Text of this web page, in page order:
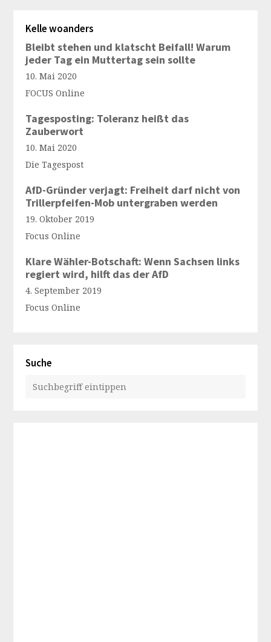
Kelle woanders
Bleibt stehen und klatscht Beifall! Warum
jeder Tag ein Muttertag sein sollte
10. Mai 2020
FOCUS Online
Tagesposting: Toleranz heißt das
Zauberwort
10. Mai 2020
Die Tagespost
AfD-Gründer verjagt: Freiheit darf nicht von
Trillerpfeifen-Mob untergraben werden
19. Oktober 2019
Focus Online
Klare Wähler-Botschaft: Wenn Sachsen links
regiert wird, hilft das der AfD
4. September 2019
Focus Online
Suche